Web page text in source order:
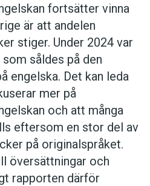
fortsätter vinna
är att andelen
stiger. Under 2024 var
såldes på den
engelska. Det kan leda
mer på
och att många
eftersom en stor del av
på originalspråket.
översättningar och
rapporten därför